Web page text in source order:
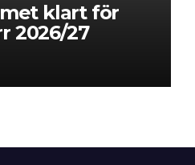
klart för
2026/27